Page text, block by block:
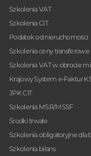
Szkolenia VAT
Szkolenia CIT
Podatek od nieruchomości
Szkolenia ceny transferowe
Szkolenia VAT w obrocie
Krajowy System e-Faktur
JPK CIT
Szkolenia MSR/MSSF
Środki trwałe
Szkolenia obligatoryjne dla
Szkolenia bilans